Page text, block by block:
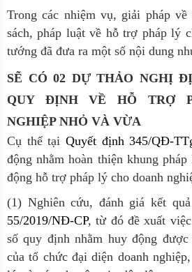
Trong các nhiệm vụ, giải pháp
sách, pháp luật về hỗ trợ pháp lý
tướng đã đưa ra một số nội dung
SẼ CÓ 02 DỰ THẢO NGHỊ
QUY ĐỊNH VỀ HỖ TRỢ
NGHIỆP NHỎ VÀ VỪA
Cụ thể tại Quyết định 345/QĐ-
động nhằm hoàn thiện khung
động hỗ trợ pháp lý cho doanh
(1) Nghiên cứu, đánh giá kết
55/2019/NĐ-CP, từ đó đề xuất
số quy định nhằm huy động
của tổ chức đại diện doanh